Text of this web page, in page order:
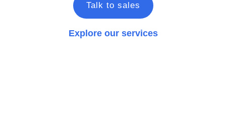
Talk to sales
Explore our services